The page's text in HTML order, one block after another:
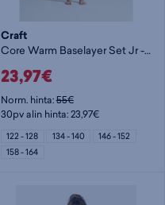
Craft
Core Warm Baselayer Set Jr - vaellusalusasu
23,97€
Norm. hinta:55€
30pv alin hinta: 23,97€
122 - 128 134 - 140
146 - 152
158 - 164